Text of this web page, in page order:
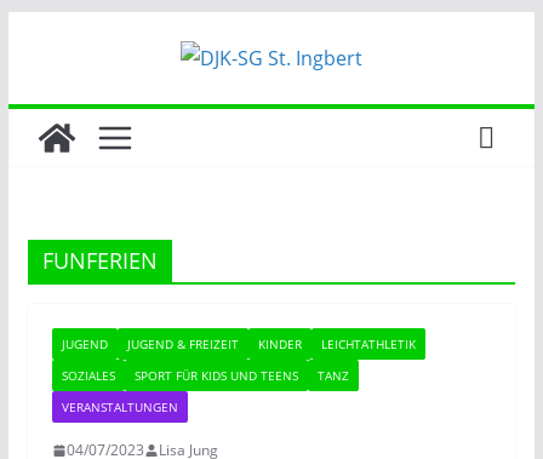
FUNFERIEN
JUGEND JUGEND & FREIZEIT KINDER
LEICHTATHLETIK
SOZIALES
SPORT FÜR KIDS UND TEENS
TANZ
VERANSTALTUNGEN
04/07/2023 Lisa Jung